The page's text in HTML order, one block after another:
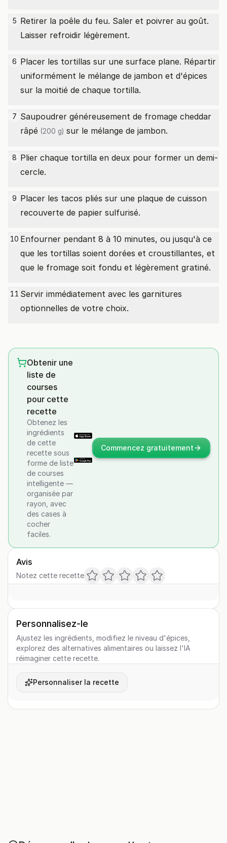
5 Retirer la poêle du feu. Saler et poivrer au goût.
Laisser refroidir légèrement.
6 Placer les tortillas sur une surface plane. Répartir
uniformément le mélange de jambon et d'épices
sur la moitié de chaque tortilla.
7 Saupoudrer généreusement de fromage cheddar
râpé (200 g) sur le mélange de jambon.
8 Plier chaque tortilla en deux pour former un demi-
cercle.
9 Placer les tacos pliés sur une plaque de cuisson
recouverte de papier sulfurisé.
10 Enfourner pendant 8 à 10 minutes, ou jusqu'à ce
que les tortillas soient dorées et croustillantes, et
que le fromage soit fondu et légèrement gratiné.
11 Servir immédiatement avec les garnitures
optionnelles de votre choix.
Obtenir une
liste de
courses
pour cette
recette
Obtenez les
ingrédients
de cette
recette sous
forme de liste
de courses
intelligente —
organisée par
rayon, avec
des cases à
cocher
faciles.
Commencez gratuitement
Avis
Notez cette recette
Personnalisez-le
Ajustez les ingrédients, modifiez le niveau d'épices,
explorez des alternatives alimentaires ou laissez l'IA
réimaginer cette recette.
Personnaliser la recette